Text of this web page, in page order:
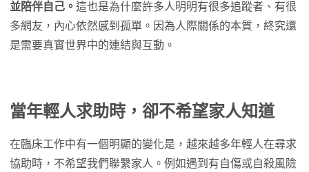
並陪伴自己。 這也是為什麼許多人明明有很多追蹤者、有很
多網友，內心依然感到孤單。因為人際關係的本質，終究還
是需要真實世界中的連結與互動。
當年輕人求助時，卻不希望家人知道
在臨床工作中有一個明顯的變化是，越來越多年輕人在尋求
協助時，不希望我們聯繫家人。例如遇到有自傷或自殺風險